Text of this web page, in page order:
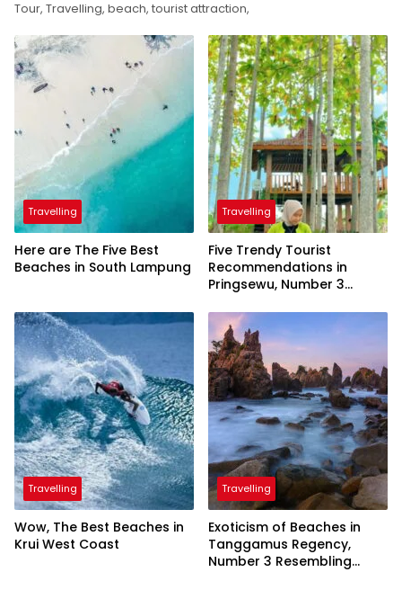
Tour, Travelling, beach, tourist attraction,
Travelling
Here are The Five Best
Beaches in South Lampung
Travelling
Five Trendy Tourist
Recommendations in
Pringsewu, Number 3
President
Travelling
Wow, The Best Beaches in
Krui West Coast
Travelling
Exoticism of Beaches in
Tanggamus Regency,
Number 3 Resembling